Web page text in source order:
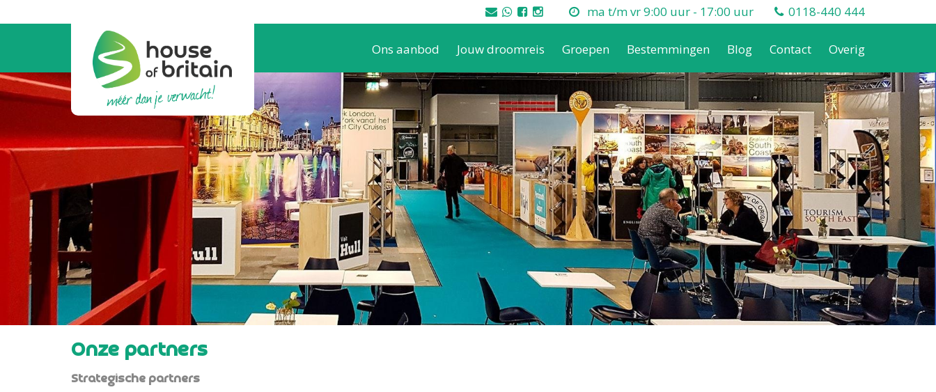
ma t/m vr 9:00 uur - 17:00 uur 0118-440 444
Ons aanbod Jouw droomreis Groepen Bestemmingen Blog Contact Overig
Onze partners
Strategische partners